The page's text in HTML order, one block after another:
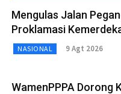
Mengulas Jalan
Proklamasi
NASIONAL 9 Agt 2026
WamenPPPA Dorong